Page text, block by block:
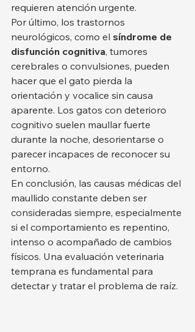
requieren atención urgente.
Por último, los trastornos
neurológicos, como el síndrome de
disfunción cognitiva, tumores
cerebrales o convulsiones, pueden
hacer que el gato pierda la
orientación y vocalice sin causa
aparente. Los gatos con deterioro
cognitivo suelen maullar fuerte
durante la noche, desorientarse o
parecer incapaces de reconocer su
entorno.
En conclusión, las causas médicas del
maullido constante deben ser
consideradas siempre, especialmente
si el comportamiento es repentino,
intenso o acompañado de cambios
físicos. Una evaluación veterinaria
temprana es fundamental para
detectar y tratar el problema de raíz.